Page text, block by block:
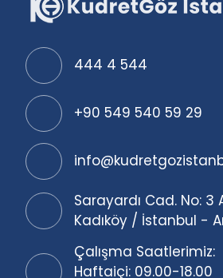
444 4 544
+90 549 540 59 29
Sarayardı Cad. No: 3
Kadıköy / İstanbul -
Çalışma Saatlerimiz:
Haftaiçi: 09.00-18.00